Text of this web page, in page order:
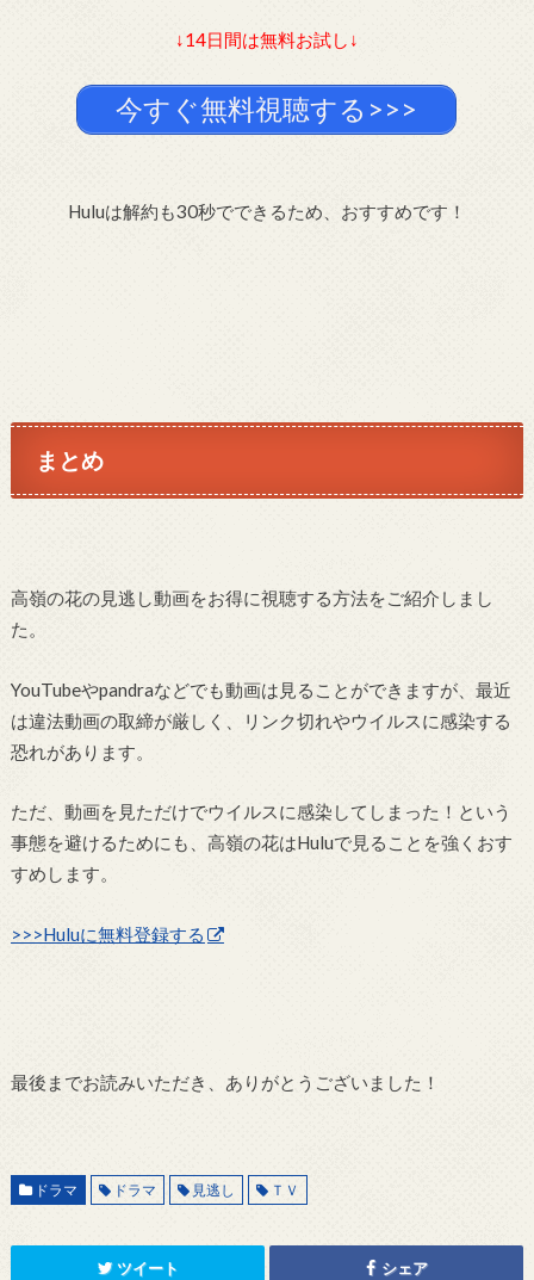
↓14日間は無料お試し↓
今すぐ無料視聴する>>>
Huluは解約も30秒でできるため、おすすめです！
まとめ
高嶺の花の見逃し動画をお得に視聴する方法をご紹介しまし
た。
YouTubeやpandraなどでも動画は見ることができますが、最近
は違法動画の取締が厳しく、リンク切れやウイルスに感染する
恐れがあります。
ただ、動画を見ただけでウイルスに感染してしまった！という
事態を避けるためにも、高嶺の花はHuluで見ることを強くおす
すめします。
>>>Huluに無料登録する
最後までお読みいただき、ありがとうございました！
ドラマ ドラマ 見逃し ＴＶ
ツイート シェア